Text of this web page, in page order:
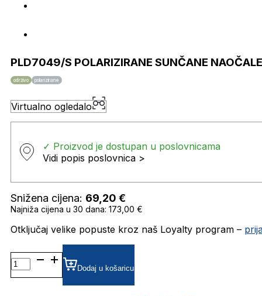
PLD7049/S POLARIZIRANE SUNČANE
održivo polarizirane
Virtualno ogledalo
✓ Proizvod je dostupan u poslovnicama
Vidi popis poslovnica >
Snižena cijena: 69,20 €
Najniža cijena u 30 dana: 173,00 €
Otključaj velike popuste kroz naš Loyalty program –
PLD7049/S
POLARIZIRANE SUNČANE
NAOČALE
Dodaj u košaricu